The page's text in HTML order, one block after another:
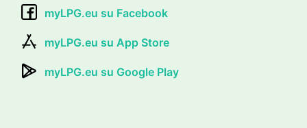
myLPG.eu su Facebook
myLPG.eu su App Store
myLPG.eu su Google Play